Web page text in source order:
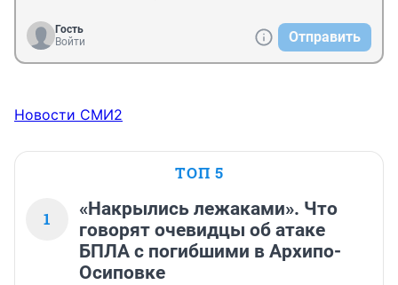
Гость
Войти
Отправить
Новости СМИ2
ТОП 5
1
«Накрылись лежаками». Что
говорят очевидцы об атаке
БПЛА с погибшими в Архипо-
Осиповке